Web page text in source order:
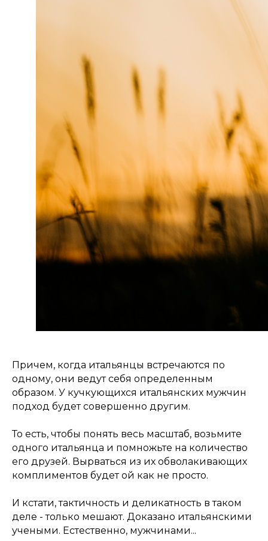
Причем, когда итальянцы встречаются по
одному, они ведут себя определенным
образом. У кучкующихся итальянских мужчин
подход будет совершенно другим.
То есть, чтобы понять весь масштаб, возьмите
одного итальянца и помножьте на количество
его друзей. Вырваться из их обволакивающих
комплиментов будет ой как не просто.
И кстати, тактичность и деликатность в таком
деле - только мешают. Доказано итальянскими
учеными. Естественно, мужчинами...